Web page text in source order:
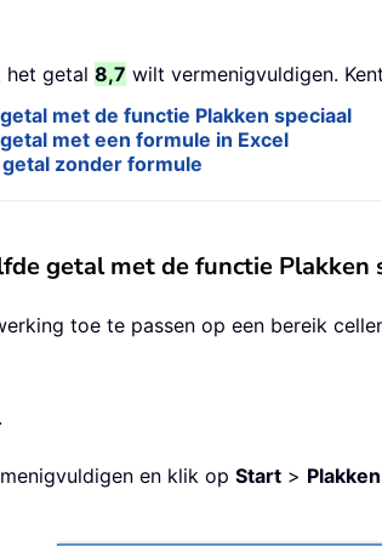
het getal 8,7 wilt vermenigvuldigen.
met de functie Plakken speciaal
met een formule in Excel
zonder formule
getal met de functie Plakken
toe te passen op een bereik
en klik op Start > Plakken